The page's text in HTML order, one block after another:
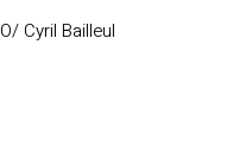
Cyril Bailleul